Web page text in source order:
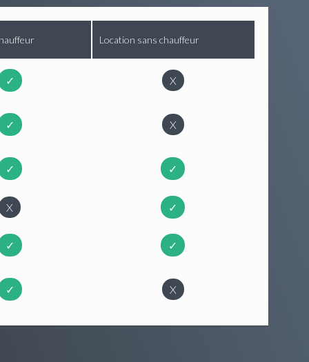
Location sans chauffeur
✓ X
✓ X
✓ ✓
X ✓
✓ ✓
✓ X